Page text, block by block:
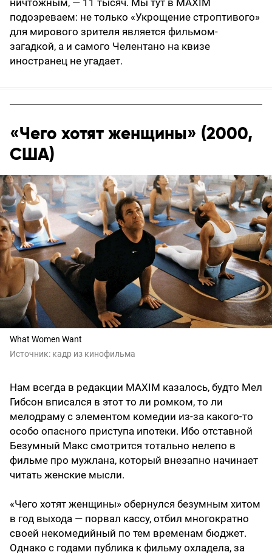
подозреваем: не только «Укрощение строптивого»
для мирового зрителя является фильмом-
загадкой, а и самого Челентано на квизе
иностранец не угадает.
«Чего хотят женщины» (2000,
США)
What Women Want
Источник: кадр из кинофильма
Нам всегда в редакции MAXIM казалось, будто Мел
Гибсон вписался в этот то ли ромком, то ли
мелодраму с элементом комедии из-за какого-то
особо опасного приступа ипотеки. Ибо отставной
Безумный Макс смотрится тотально нелепо в
фильме про мужлана, который внезапно начинает
читать женские мысли.
«Чего хотят женщины» обернулся безумным хитом
в год выхода — порвал кассу, отбил многократно
своей некомедийный по тем временам бюджет.
Однако с годами публика к фильму охладела, за